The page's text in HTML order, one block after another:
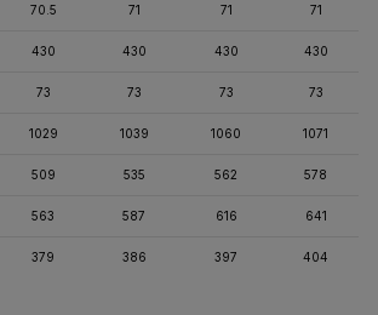
70.5 71 71 71
430 430 430 430
73 73 73 73
1029 1039 1060 1071
509 535 562 578
563 587 616 641
379 386 397 404